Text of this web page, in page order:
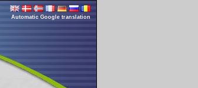
Automatic Google translation